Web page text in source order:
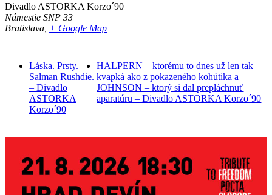
Divadlo ASTORKA Korzo´90
Námestie SNP 33
Bratislava + Google Map
Láska. Prsty.
Salman Rushdie.
– Divadlo
ASTORKA
Korzo´90
HALPERN – ktorému to dnes už len tak
kvapká ako z pokazeného kohútika a
JOHNSON – ktorý si dal prepláchnuť
aparatúru – Divadlo ASTORKA Korzo´90